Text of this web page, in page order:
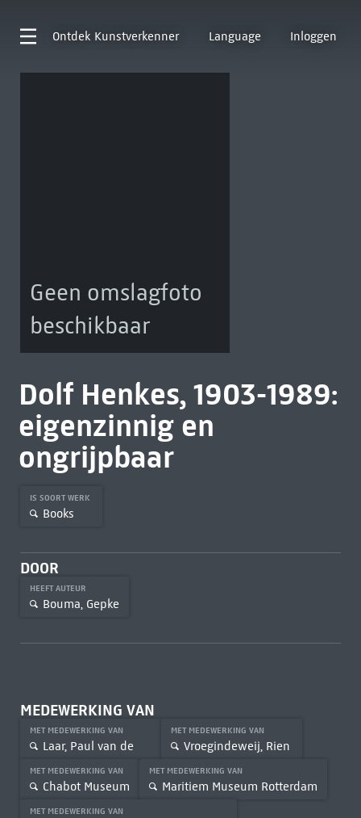
Ontdek Kunstverkenner Language Inloggen
Geen omslagfoto
beschikbaar
Dolf Henkes, 1903-1989:
eigenzinnig en
ongrijpbaar
IS SOORT WERK
Books
DOOR
HEEFT AUTEUR
Bouma, Gepke
MEDEWERKING VAN
MET MEDEWERKING VAN
Laar, Paul van de
MET MEDEWERKING VAN
Vroegindeweij, Rien
MET MEDEWERKING VAN
Chabot Museum
MET MEDEWERKING VAN
Maritiem Museum Rotterdam
MET MEDEWERKING VAN